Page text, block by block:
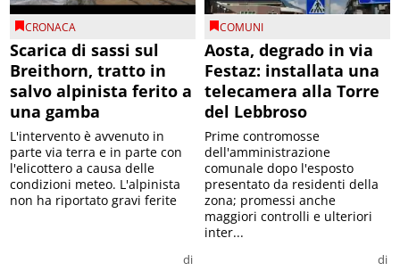
CRONACA
Scarica di sassi sul
Breithorn, tratto in
salvo alpinista ferito a
una gamba
di
L'intervento è avvenuto in
parte via terra e in parte con
l'elicottero a causa delle
condizioni meteo. L'alpinista
non ha riportato gravi ferite
COMUNI
Aosta, degrado in via
Festaz: installata una
telecamera alla Torre
del Lebbroso
di
Prime contromosse
dell'amministrazione
comunale dopo l'esposto
presentato da residenti della
zona; promessi anche
maggiori controlli e ulteriori
inter...